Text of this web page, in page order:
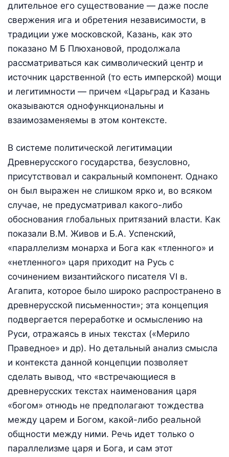
длительное его существование — даже после
свержения ига и обретения независимости, в
традиции уже московской, Казань, как это
показано М Б Плюхановой, продолжала
рассматриваться как символический центр и
источник царственной (то есть имперской) мощи
и легитимности — причем «Царьград и Казань
оказываются однофункциональны и
взаимозаменяемы в этом контексте.
В системе политической легитимации
Древнерусского государства, безусловно,
присутствовал и сакральный компонент. Однако
он был выражен не слишком ярко и, во всяком
случае, не предусматривал какого-либо
обоснования глобальных притязаний власти. Как
показали В.М. Живов и Б.А. Успенский,
«параллелизм монарха и Бога как «тленного» и
«нетленного» царя приходит на Русь с
сочинением византийского писателя VI в.
Агапита, которое было широко распространено в
древнерусской письменности»; эта концепция
подвергается переработке и осмыслению на
Руси, отражаясь в иных текстах («Мерило
Праведное» и др). Но детальный анализ смысла
и контекста данной концепции позволяет
сделать вывод, что «встречающиеся в
древнерусских текстах наименования царя
«богом» отнюдь не предполагают тождества
между царем и Богом, какой-либо реальной
общности между ними. Речь идет только о
параллелизме царя и Бога, и сам этот